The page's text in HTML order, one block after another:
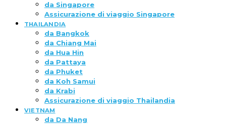
da Singapore
Assicurazione di viaggio Singapore
THAILANDIA
da Bangkok
da Chiang Mai
da Hua Hin
da Pattaya
da Phuket
da Koh Samui
da Krabi
Assicurazione di viaggio Thailandia
VIETNAM
da Da Nang